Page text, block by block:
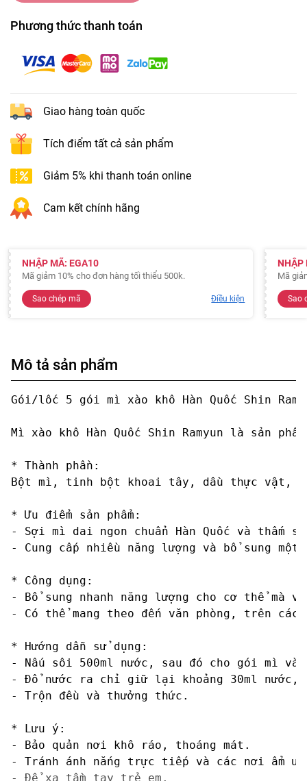
Phương thức thanh toán
Giao hàng toàn quốc
Tích điểm tất cả sản phẩm
Giảm 5% khi thanh toán online
Cam kết chính hãng
NHẬP MÃ: EGA10
Mã giảm 10% cho đơn hàng tối thiểu 500k.
Sao chép mã Điều kiện
NHẬP
Mã
Sao
Mô tả sản phẩm
Gói/lốc 5 gói mì xào khô Hàn Quốc Shin
Mì xào khô Hàn Quốc Shin Ramyun là sản
* Thành phần:
Bột mì, tinh bột khoai tây, dầu thực vật,
* Ưu điểm sản phẩm:
- Sợi mì dai ngon chuẩn Hàn Quốc và
- Cung cấp nhiều năng lượng và bổ sung
* Công dụng:
- Bổ sung nhanh năng lượng cho cơ thể
- Có thể mang theo đến văn phòng, trên
* Hướng dẫn sử dụng:
- Nấu sôi 500ml nước, sau đó cho gói mì
- Đổ nước ra chỉ giữ lại khoảng 30ml
- Trộn đều và thưởng thức.
* Lưu ý:
- Bảo quản nơi khô ráo, thoáng mát.
- Tránh ánh nắng trực tiếp và các nơi ẩm
- Để xa tầm tay trẻ em.